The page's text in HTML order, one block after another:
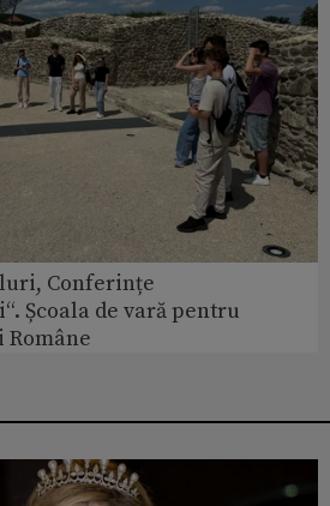
Conferințe
Școala de vară pentru